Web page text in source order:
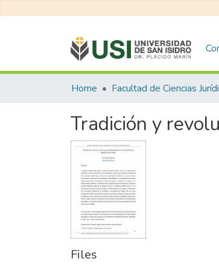
Home
Tradición y
Files